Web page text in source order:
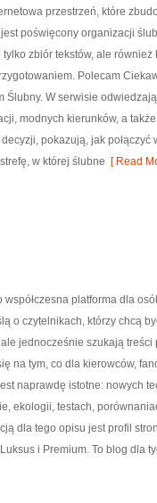
przestrzeń, które
poświęcony organizacji
tylko zbiór tekstów, ale
Polecam
Ślubny. W serwisie
modnych kierunków, a
pokazują, jak
w której ślubne [ Read
współczesna platforma dla
o czytelnikach, którzy chcą
jednocześnie szukają
na tym, co dla kierowców,
naprawdę istotne: nowych
ekologii, testach,
dla tego opisu jest profil
i Premium. To blog dla